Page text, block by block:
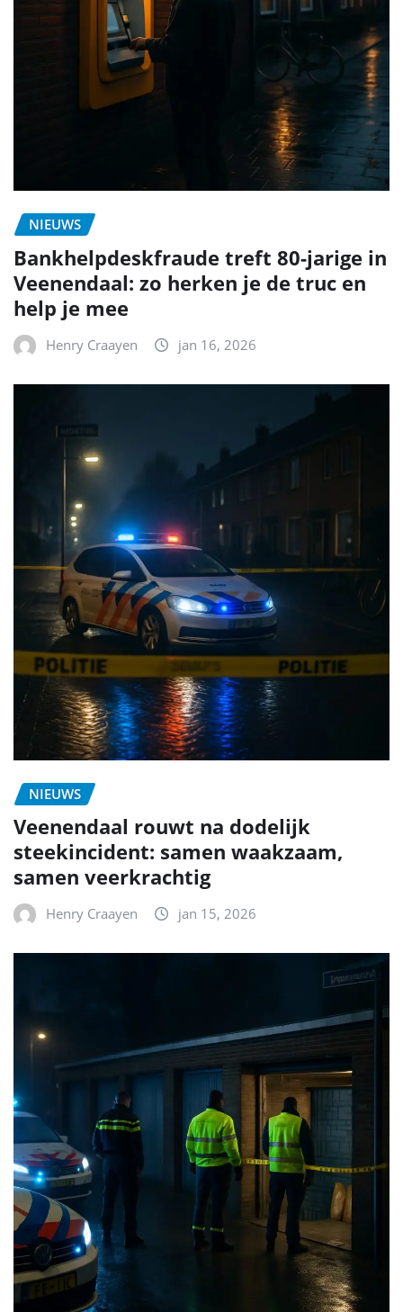
NIEUWS
Bankhelpdeskfraude treft 80-jarige in
Veenendaal: zo herken je de truc en
help je mee
Henry Craayen jan 16, 2026
NIEUWS
Veenendaal rouwt na dodelijk
steekincident: samen waakzaam,
samen veerkrachtig
Henry Craayen jan 15, 2026